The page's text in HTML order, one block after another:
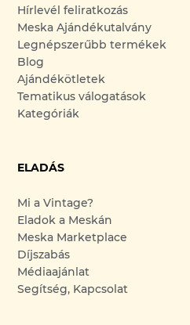
Hírlevél feliratkozás
Meska Ajándékutalvány
Legnépszerűbb termékek
Blog
Ajándékötletek
Tematikus válogatások
Kategóriák
ELADÁS
Mi a Vintage?
Eladok a Meskán
Meska Marketplace
Díjszabás
Médiaajánlat
Segítség, Kapcsolat